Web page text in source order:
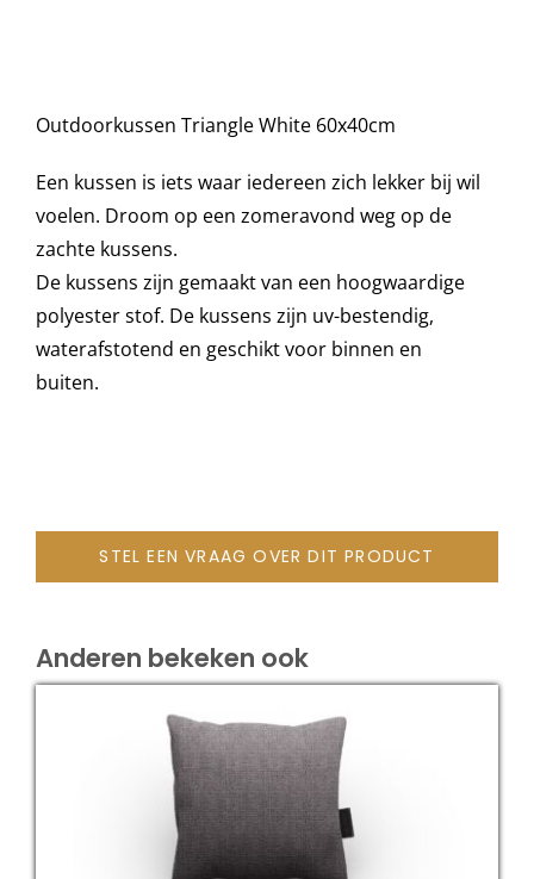
Buitenkleden
Tuinkussens
Beschermhoezen
Verlichting
Accessoires en Kado
Outdoorkussen Triangle White 60x40cm
Een kussen is iets waar iedereen zich lekker bij wil
voelen. Droom op een zomeravond weg op de
zachte kussens.
De kussens zijn gemaakt van een hoogwaardige
polyester stof. De kussens zijn uv-bestendig,
waterafstotend en geschikt voor binnen en
buiten.
STEL EEN VRAAG OVER DIT PRODUCT
Anderen bekeken ook